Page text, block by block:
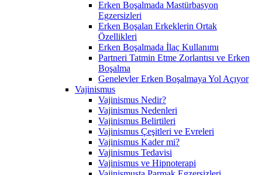
Erken Boşalmada Mastürbasyon
Egzersizleri
Erken Boşalan Erkeklerin Ortak
Özellikleri
Erken Boşalmada İlaç Kullanımı
Partneri Tatmin Etme Zorlantısı ve Erken
Boşalma
Genelevler Erken Boşalmaya Yol Açıyor
Vajinismus
Vajinismus Nedir?
Vajinismus Nedenleri
Vajinismus Belirtileri
Vajinismus Çeşitleri ve Evreleri
Vajinismus Kader mi?
Vajinismus Tedavisi
Vajinismus ve Hipnoterapi